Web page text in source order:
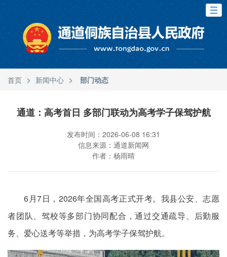
首页 > 新闻中心 > 部门动态
通道：高考首日 多部门联动为高考学子保驾护航
发布时间：2026-06-08 16:31
信息来源：通道新闻网
作者：杨雨晴
6月7日，2026年全国高考正式开考。我县公安、志愿
者团队、驾校等多部门协同配合，通过交通疏导、后勤服
务、爱心送考等举措，为高考学子保驾护航。